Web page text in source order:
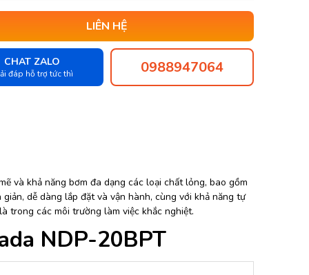
LIÊN HỆ
CHAT ZALO
đáp hỗ trợ tức thì 0988947064
và khả năng bơm đa dạng các loại chất lỏng, bao gồm
dễ dàng lắp đặt và vận hành, cùng với khả năng tự
trong các môi trường làm việc khắc nghiệt.
NDP-20BPT